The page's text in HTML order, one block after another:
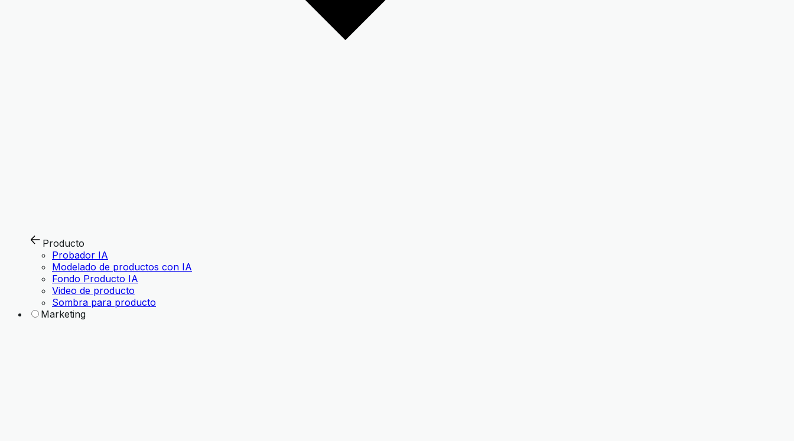
Producto
Probador IA
Modelado de productos con IA
Fondo Producto IA
Video de producto
Sombra para producto
Marketing